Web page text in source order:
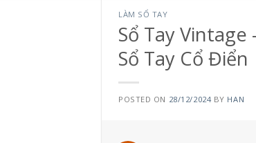
LÀM SỔ TAY
Sổ Tay
Sổ Tay Cổ Điển
POSTED ON 28/12/2024BY HAN